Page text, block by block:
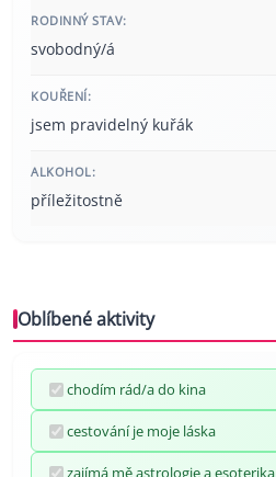
RODINNÝ STAV:
svobodný/á
KOUŘENÍ:
jsem pravidelný kuřák
ALKOHOL:
příležitostně
Oblíbené aktivity
chodím rád/a do kina
cestování je moje láska
zajímá mě astrologie a esoterika